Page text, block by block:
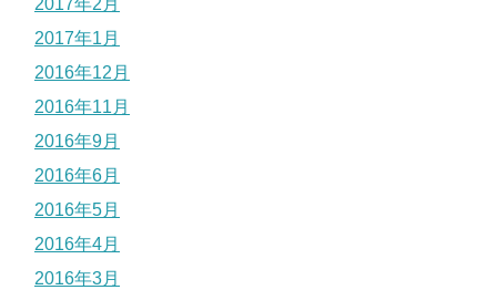
2017年2月
2017年1月
2016年12月
2016年11月
2016年9月
2016年6月
2016年5月
2016年4月
2016年3月